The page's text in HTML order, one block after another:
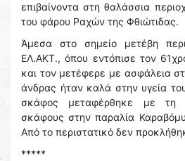
επιβαίνοντα στη θαλάσσια
του φάρου Ραχών της Φθιώτιδας.
Άμεσα στο σημείο μετέβη
ΕΛ.ΑΚΤ., όπου εντόπισε τον
και τον μετέφερε με ασφάλεια
άνδρας ήταν καλά στην υγεία
σκάφος μεταφέρθηκε με τη
σκάφους στην παραλία
Από το περιστατικό δεν
*****